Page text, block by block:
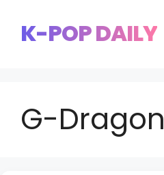
contenido
K-POP DAILY
G-Dragon